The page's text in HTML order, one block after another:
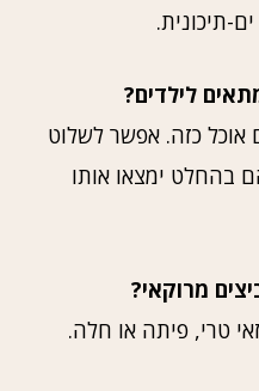
תיכונית.
לילדים?
אוכל כזה. אפשר לשלוט
בהחלט ימצאו אותו
מרוקאי?
טרי, פיתה או חלה.